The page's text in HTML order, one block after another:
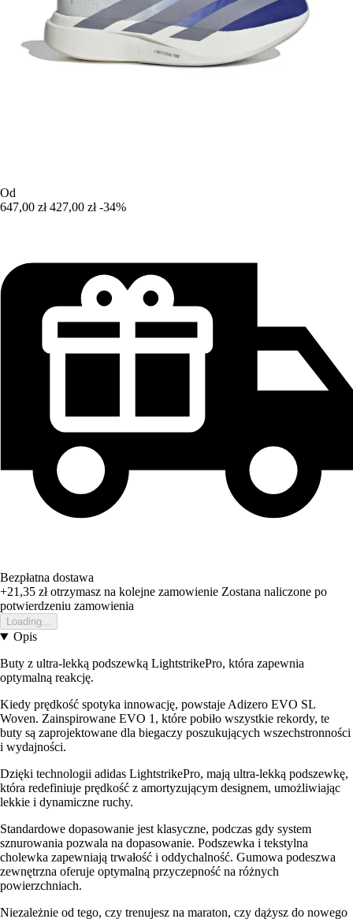
Od
647,00 zł 427,00 zł -34%
Bezpłatna dostawa
+21,35 złotrzymasz na kolejne zamowienie Zostana naliczone po
potwierdzeniu zamowienia
Loading...
Opis
Buty z ultra-lekką podszewką LightstrikePro, która zapewnia
optymalną reakcję.
Kiedy prędkość spotyka innowację, powstaje Adizero EVO SL
Woven. Zainspirowane EVO 1, które pobiło wszystkie rekordy, te
buty są zaprojektowane dla biegaczy poszukujących wszechstronności
i wydajności.
Dzięki technologii adidas LightstrikePro, mają ultra-lekką podszewkę,
która redefiniuje prędkość z amortyzującym designem, umożliwiając
lekkie i dynamiczne ruchy.
Standardowe dopasowanie jest klasyczne, podczas gdy system
sznurowania pozwala na dopasowanie. Podszewka i tekstylna
cholewka zapewniają trwałość i oddychalność. Gumowa podeszwa
zewnętrzna oferuje optymalną przyczepność na różnych
powierzchniach.
Niezależnie od tego, czy trenujesz na maraton, czy dążysz do nowego